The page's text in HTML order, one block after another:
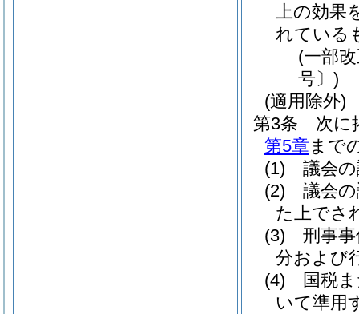
上の効果
れている
(一部
号〕)
(適用除外)
第3条
次に
第5章 まで
(1)
議会
(2)
議会
た上でさ
(3)
刑事
分および
(4)
国税
いて準用